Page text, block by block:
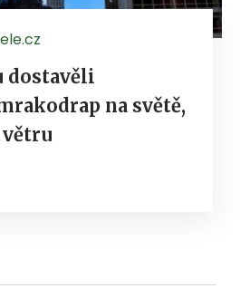
dostavěli
na světě,
větru